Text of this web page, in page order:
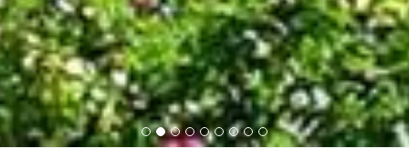
1 2 3 4 5 6 7 8 9